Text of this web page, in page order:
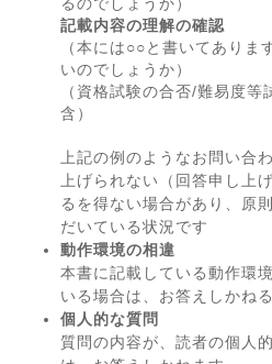
記載内容の理解の確認
（本には○○と書いてありま
いのでしょうか）
（資格試験の合否/難易度
含）
上記の例のようなお問い合
上げられない（回答申し上
るを得ない場合があり、原
だいている状況です
動作環境の相違
本書に記載している動作環
いる場合は、お答えしかね
個人的な質問
質問の内容が、読者の個人